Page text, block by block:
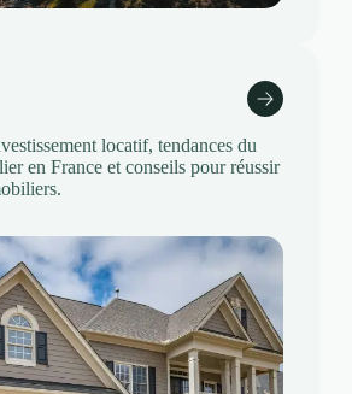
locatif, tendances du
en France et conseils pour réussir